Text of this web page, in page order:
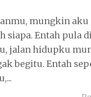
mungkin aku
siapa. Entah pula
jalan hidupku
begitu. Entah